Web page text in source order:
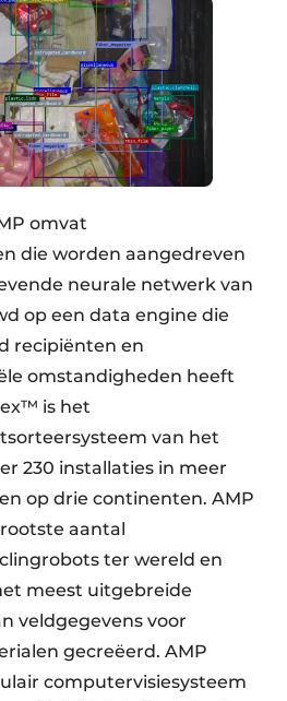
omvat
die worden aangedreven
neurale netwerk van
op een data engine die
recipiënten en
omstandigheden heeft
is het
van het
230 installaties in meer
op drie continenten. AMP
aantal
ter wereld en
meest uitgebreide
veldgegevens voor
gecreëerd. AMP
computervisiesysteem